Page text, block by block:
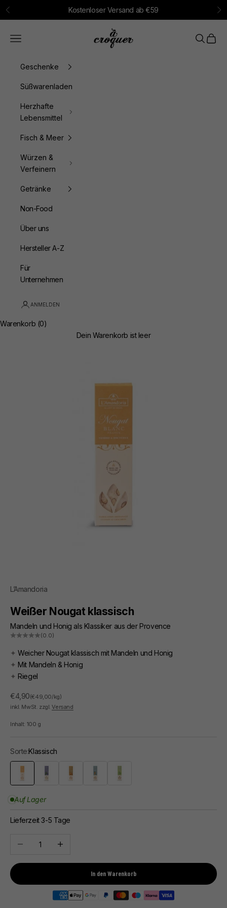
Zum Inhalt springen
Zurück Kostenloser Versand ab €59
à croquer
Menü Suchen
Geschenke
Süßwarenladen
Herzhafte
Lebensmittel
Fisch & Meer
Würzen &
Verfeinern
Getränke
Non-Food
Über uns
Hersteller A-Z
Für
Unternehmen
ANMELDEN
Warenkorb (0)
Dein Warenkorb ist leer
L’Amandoria
Weißer Nougat klassisch
Mandeln und Honig als Klassiker aus der Provence
(0.0)
✦ Weicher Nougat klassisch mit Mandeln und Honig
✦ Mit Mandeln & Honig
✦ Riegel
Angebot
€4,90(€49,00/kg)
inkl. MwSt. zzgl.Versand
Inhalt: 100 g
Sorte:Klassisch
Klassisch Feige Karamell Orange Pistazie
Auf Lager
Lieferzeit 3-5 Tage
Anzahl verringernAnzahl erhöhen
In den Warenkorb